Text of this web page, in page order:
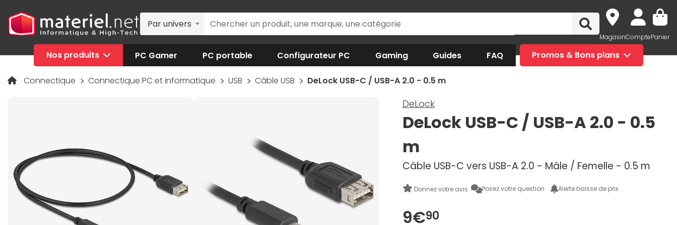
Par univers
MagasinComptePanier
Nos produits PC Gamer PC portable Configurateur PC Gaming Guides FAQ Promos & Bons plans
Connectique Connectique PC et informatique USB Câble USB DeLock USB-C / USB-A 2.0 - 0.5 m
DeLock
DeLock USB-C / USB-A 2.0 - 0.5
m
Câble USB-C vers USB-A 2.0 - Mâle / Femelle - 0.5 m
Donnez votre avis Posez votre question Alerte baisse de prix
9€90